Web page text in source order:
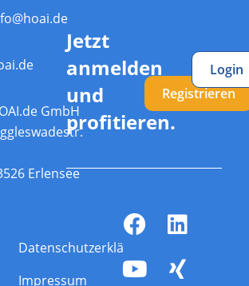
GmbH
Erlensee
Jetzt
anmelden
und
profitieren.
Registrieren
Login
Datenschutzerklärung
Impressum